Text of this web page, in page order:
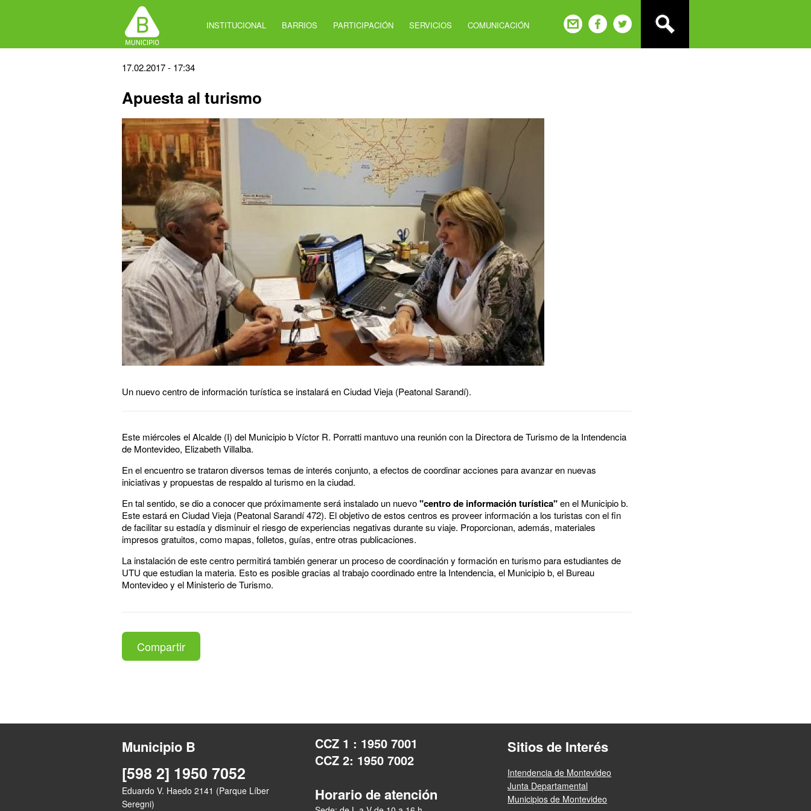
INSTITUCIONAL BARRIOS PARTICIPACIÓN SERVICIOS COMUNICACIÓN
Back
top
17.02.2017 - 17:34
Apuesta al turismo
Un nuevo centro de información turística se instalará en Ciudad Vieja (Peatonal Sarandí).
Este miércoles el Alcalde (I) del Municipio b Víctor R. Porratti mantuvo una reunión con la Directora de Turismo de la Intendencia
de Montevideo, Elizabeth Villalba.
En el encuentro se trataron diversos temas de interés conjunto, a efectos de coordinar acciones para avanzar en nuevas
iniciativas y propuestas de respaldo al turismo en la ciudad.
En tal sentido, se dio a conocer que próximamente será instalado un nuevo"centro de información turística"en el Municipio b.
Este estará en Ciudad Vieja (Peatonal Sarandí 472). El objetivo de estos centros es proveer información a los turistas con el fin
de facilitar su estadía y disminuir el riesgo de experiencias negativas durante su viaje. Proporcionan, además, materiales
impresos gratuitos, como mapas, folletos, guías, entre otras publicaciones.
La instalación de este centro permitirá también generar un proceso de coordinación y formación en turismo para estudiantes de
UTU que estudian la materia. Esto es posible gracias al trabajo coordinado entre la Intendencia, el Municipio b, el Bureau
Montevideo y el Ministerio de Turismo.
Compartir
Municipio B
[598 2] 1950 7052
Eduardo V. Haedo 2141 (Parque Líber
Seregni)
CCZ 1 : 1950 7001
CCZ 2: 1950 7002
Horario de atención
Sitios de Interés
Intendencia de Montevideo
Junta Departamental
Municipios de Montevideo